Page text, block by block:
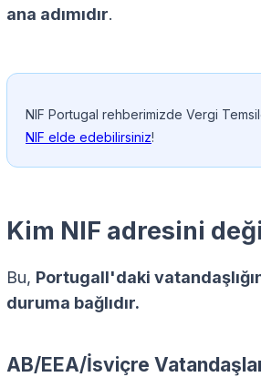
ana adımıdır.
NIF Portugal rehberimizde Vergi
NIF elde edebilirsiniz!
Kim NIF adresini
Bu, Portugall'daki
duruma bağlıdır.
AB/EEA/İsviçre